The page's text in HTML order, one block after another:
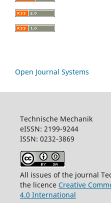
Open Journal Systems
Technische Mechanik
eISSN: 2199-9244
ISSN:
All issues of the journal
the licence Creative
4.0 International